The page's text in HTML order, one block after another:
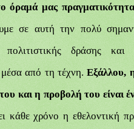
όραμά μας
σε αυτή την πολύ
πολιτιστικής δράσης
μέσα από τη τέχνη.Εξάλλου,
και η προβολή του είναι
κάθε χρόνο η εθελοντική